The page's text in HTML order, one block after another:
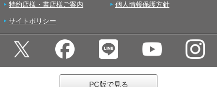
特約店様・書店様ご案内 個人情報保護方針
サイトポリシー
PC版で見る